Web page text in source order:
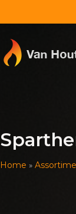
Home »